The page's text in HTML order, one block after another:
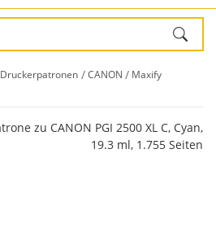
Druckerpatronen CANON
Maxify